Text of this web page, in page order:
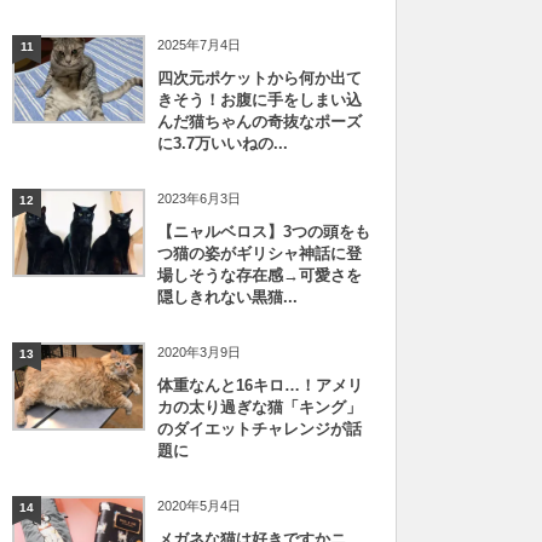
11 2025年7月4日
四次元ポケットから何か出て
きそう！お腹に手をしまい込
んだ猫ちゃんの奇抜なポーズ
に3.7万いいねの...
12 2023年6月3日
【ニャルベロス】3つの頭をも
つ猫の姿がギリシャ神話に登
場しそうな存在感→可愛さを
隠しきれない黒猫...
13 2020年3月9日
体重なんと16キロ…！アメリ
カの太り過ぎな猫「キング」
のダイエットチャレンジが話
題に
14 2020年5月4日